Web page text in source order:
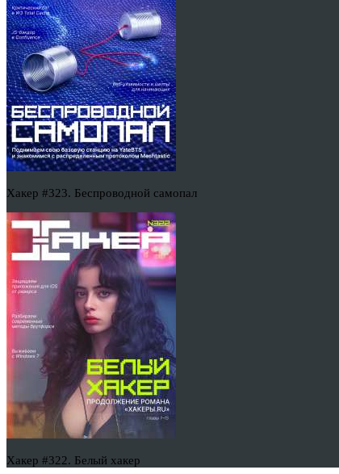
Хакер #323. Беспроводной самопал
Хакер #322. Белый хакер